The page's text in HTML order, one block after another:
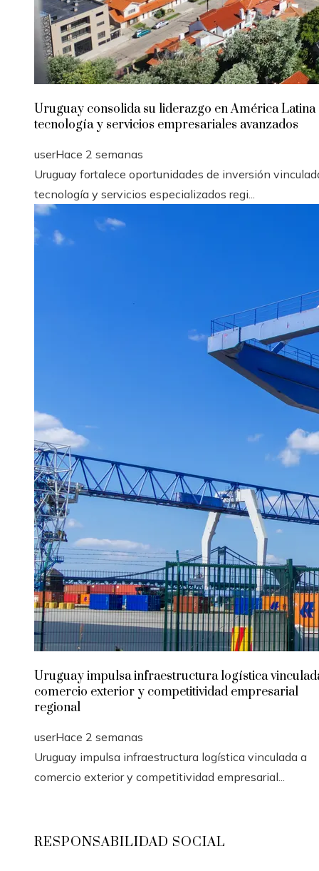
Uruguay consolida su liderazgo en América Latina
tecnología y servicios empresariales avanzados
userHace 2 semanas
Uruguay fortalece oportunidades de inversión
tecnología y servicios especializados regi...
Uruguay impulsa infraestructura logística
comercio exterior y competitividad empresarial
regional
userHace 2 semanas
Uruguay impulsa infraestructura logística vinculada a
comercio exterior y competitividad empresarial...
RESPONSABILIDAD SOCIAL